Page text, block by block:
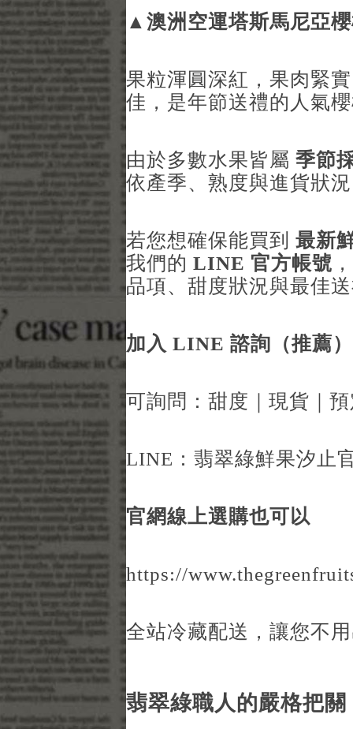
▲ 澳洲空運塔斯馬尼亞
果粒渾圓深紅，果肉緊
佳，是年節送禮的人氣
由於多數水果皆屬 季節
依產季、熟度與進貨狀
若您想確保能買到 最新
我們的 LINE 官方帳號
品項、甜度狀況與最佳
加入 LINE 諮詢（推薦）
可詢問：甜度｜現貨｜
LINE： 翡翠綠鮮果汐止
官網線上選購也可以
https://
全站冷藏配送，讓您不
翡翠綠職人的嚴格把關